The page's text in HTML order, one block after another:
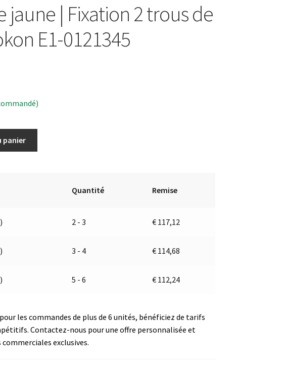
jaune | Fixation 2 trous de
E1-0121345
panier
Quantité Remise
2 - 3 € 117,12
3 - 4 € 114,68
5 - 6 € 112,24
les commandes de plus de 6 unités, bénéficiez de tarifs
Contactez-nous pour une offre personnalisée et
exclusives.